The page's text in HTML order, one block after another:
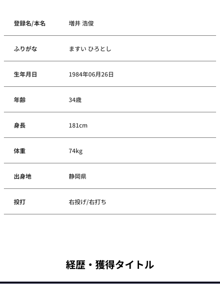
登録名/本名 増井 浩俊
ふりがな ますい ひろとし
生年月日 1984年06月26日
年齢 34歳
身長 181cm
体重 74kg
出身地 静岡県
投打 右投げ/右打ち
経歴・獲得タイトル